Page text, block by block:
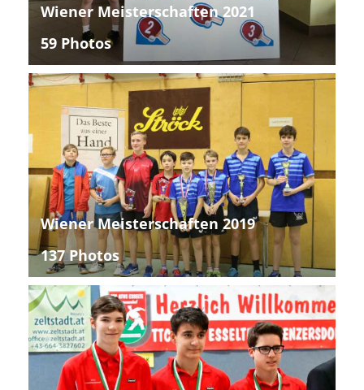
Wiener Meisterschaften 2021
59 Photos
Wiener Meisterschaften 2019
137 Photos